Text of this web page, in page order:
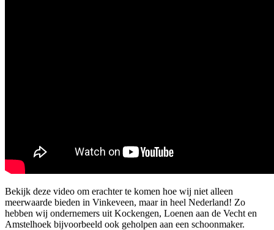
Bekijk deze video om erachter te komen hoe wij niet alleen
meerwaarde bieden in Vinkeveen, maar in heel Nederland! Zo
hebben wij ondernemers uit Kockengen, Loenen aan de Vecht en
Amstelhoek bijvoorbeeld ook geholpen aan een schoonmaker.